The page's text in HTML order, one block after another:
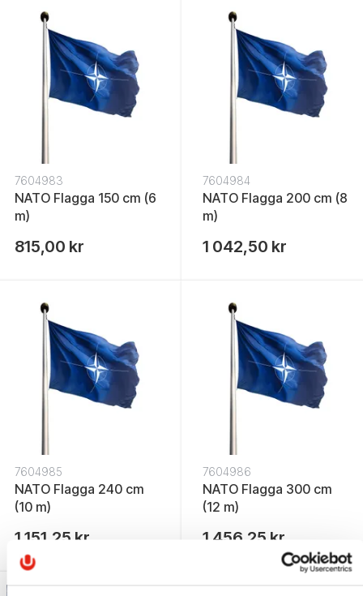
7604983
NATO Flagga 150 cm (6
m)
815,00 kr
7604984
NATO Flagga 200 cm (8
m)
1 042,50 kr
7604985
NATO Flagga 240 cm
(10 m)
1 151,25 kr
7604986
NATO Flagga 300 cm
(12 m)
1 456,25 kr